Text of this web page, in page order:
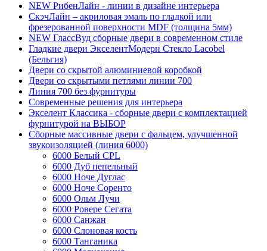
NEW РибенЛайн - линии в дизайне интерьера
СкэчЛайн – акриловая эмаль по гладкой или
фрезерованной поверхности MDF (толщина 5мм)
NEW ГлассВуд сборные двери в современном стиле
Гладкие двери ЭкселентМодерн Стекло Lacobel
(Бельгия)
Двери со скрытой алюминиевой коробкой
Двери со скрытыми петлями линии 700
Линия 700 без фурнитуры
Современные решения для интерьера
Экселент Классика - сборные двери с комплектацией
фурнитурой на ВЫБОР
Сборные массивные двери с фальцем, улучшенной
звукоизоляцией (линия 6000)
6000 Белый CPL
6000 Дуб пепельный
6000 Ноче Дуглас
6000 Ноче Соренто
6000 Ольм Лучи
6000 Ровере Сегата
6000 Санжан
6000 Слоновая кость
6000 Танганика